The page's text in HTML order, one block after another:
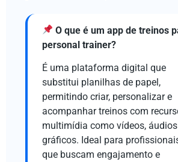
O que é um app de treinos
personal trainer?
É uma plataforma digital que
substitui planilhas de papel,
permitindo criar, personalizar e
acompanhar treinos com
multimídia como vídeos,
gráficos. Ideal para
que buscam engajamento e